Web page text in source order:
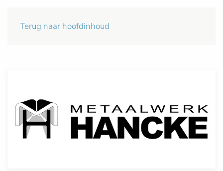
Terug naar hoofdinhoud